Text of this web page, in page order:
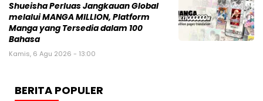
Shueisha Perluas Jangkauan Global
melalui MANGA MILLION, Platform
Manga yang Tersedia dalam 100
Bahasa
Kamis, 6 Agu 2026 - 13:00
BERITA POPULER